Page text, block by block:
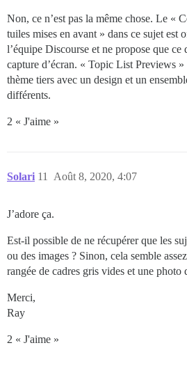
Non, ce n’est pas la même chose. Le «
tuiles mises en avant » dans ce sujet est
l’équipe Discourse et ne propose que
capture d’écran. « Topic List Previews
thème tiers avec un design et un
différents.
2 « J'aime »
Solari Août 8, 2020, 4:07
11
J’adore ça.
Est-il possible de ne récupérer que les
ou des images ? Sinon, cela semble
rangée de cadres gris vides et une photo
Merci,
Ray
2 « J'aime »